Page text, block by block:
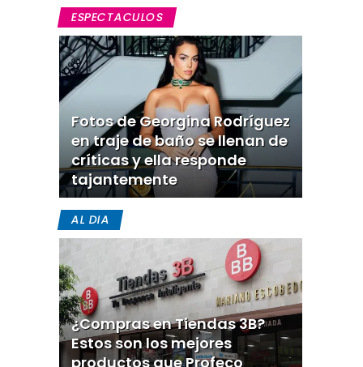
ESPECTACULOS
Fotos de Georgina Rodríguez
en traje de baño se llenan de
críticas y ella responde
tajantemente
AL DIA
¿Compras en Tiendas 3B?
Estos son los mejores
productos que Profeco